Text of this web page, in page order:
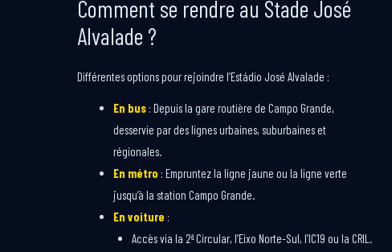
Comment se rendre au Stade José
Alvalade ?
Différentes options pour rejoindre l’Estádio José Alvalade :
En bus : Depuis la gare routière de Campo Grande,
desservie par des lignes urbaines, suburbaines et
régionales.
En métro : Empruntez la ligne jaune ou la ligne verte
jusqu’à la station Campo Grande.
En voiture :
Accès via la 2ª Circular, l’Eixo Norte-Sul, l’IC19 ou la CRIL.